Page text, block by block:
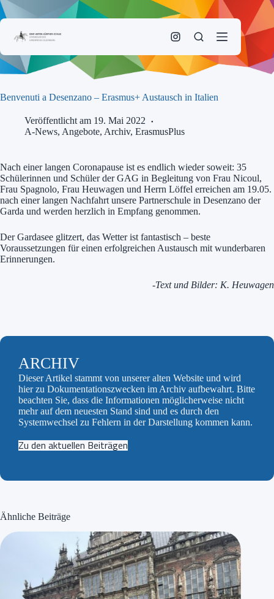
Zum
Inhalt
Benvenuti a Desenzano – Erasmus+ Austausch in Italien
Veröffentlicht am 19. Mai 2022
A-News, Angebote, Archiv, ErasmusPlus
Nach einer langen Coronapause ist es endlich wieder soweit: 35
Schülerinnen und Schüler der GAG in Begleitung von Frau Nicoul,
Frau Spagnolo, Frau Heuwagen und Herrn Löffel erreichen am 19.05.
nach einer langen Nachfahrt unsere Partnerschule in Desenzano der
Garda und werden herzlich in Empfang genommen.
Der Gardasee glitzert, das Wetter ist fantastisch – beste
Voraussetzungen für einen erfolgreichen Austausch mit wunderbaren
Erinnerungen.
-Text und Bilder: K. Heuwagen
ARCHIV
Dieser Artikel stammt von unserer alten Website und wird
hier zu Dokumentationszwecken im Archiv aufbewahrt. Bitte
beachten Sie, dass die Informationen möglicherweise nicht
mehr auf dem neuesten Stand sind und es durch den
Systemwechsel zu Fehlern in der Darstellung kommen kann.
Zu den aktuellen Beiträgen
Ähnliche Beiträge